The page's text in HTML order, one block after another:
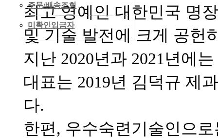
주문/배송조회
미확인입금자
최고 영예인 대한민국 명
및 기술 발전에 크게 공헌
지난 2020년과 2021년에
대표는 2019년 김덕규 제
다.
한편, 우수숙련기술인으